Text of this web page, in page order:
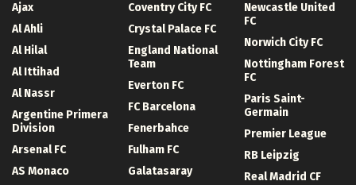
Ajax
Al Ahli
Al Hilal
Al Ittihad
Al Nassr
Argentine Primera
Division
Arsenal FC
AS Monaco
Coventry City FC
Crystal Palace FC
England National
Team
Everton FC
FC Barcelona
Fenerbahce
Fulham FC
Galatasaray
Newcastle United
FC
Norwich City FC
Nottingham Forest
FC
Paris Saint-
Germain
Premier League
RB Leipzig
Real Madrid CF